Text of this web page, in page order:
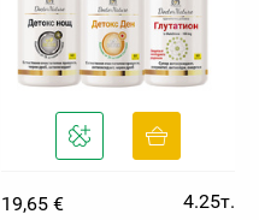
19,65 €
4.25т.